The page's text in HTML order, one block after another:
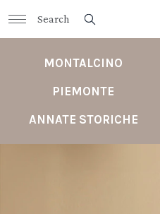
MONTALCINO
PIEMONTE
ANNATE STORICHE